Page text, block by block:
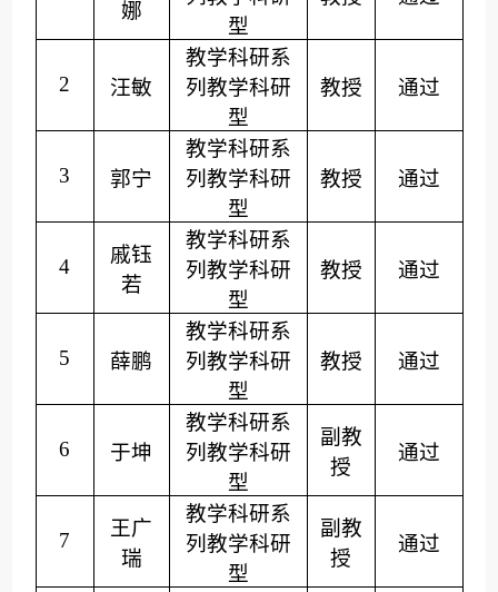
娜
型
2 汪敏
教学科研系
列 教学科研
型
教授 通过
3 郭宁
教学科研系
列 教学科研
型
教授 通过
4
戚钰
若
教学科研系
列 教学科研
型
教授 通过
5 薛鹏
教学科研系
列 教学科研
型
教授 通过
6 于坤
教学科研系
列 教学科研
型
副 教
授
通过
7
王广
瑞
教学科研系
列 教学科研
型
副教
授
通过